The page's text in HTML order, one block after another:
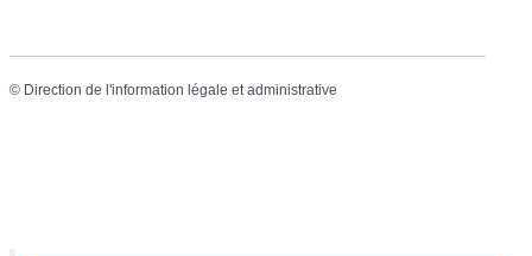
© Direction de l'information légale et administrative